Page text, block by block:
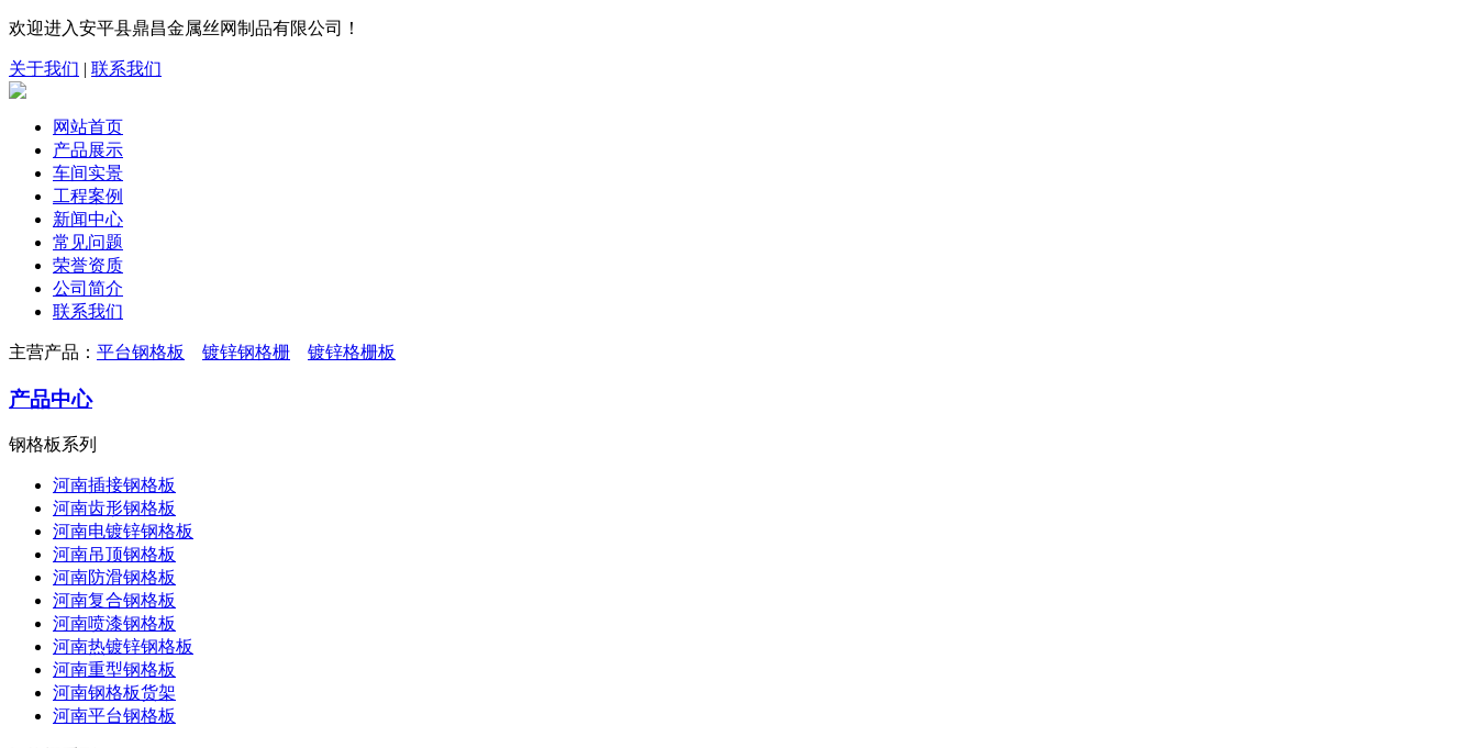
欢迎进入安平县鼎昌金属丝网制品有限公司！
关于我们 | 联系我们
网站首页
产品展示
车间实景
工程案例
新闻中心
常见问题
荣誉资质
公司简介
联系我们
主营产品： 平台钢格板 镀锌钢格栅 镀锌格栅板
产品中心
钢格板系列
河南插接钢格板
河南齿形钢格板
河南电镀锌钢格板
河南吊顶钢格板
河南防滑钢格板
河南复合钢格板
河南喷漆钢格板
河南热镀锌钢格板
河南重型钢格板
河南钢格板货架
河南平台钢格板